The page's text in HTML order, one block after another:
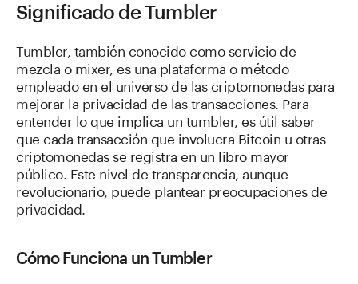
Significado de Tumbler
Tumbler, también conocido como servicio de
mezcla o mixer, es una plataforma o método
empleado en el universo de las criptomonedas para
mejorar la privacidad de las transacciones. Para
entender lo que implica un tumbler, es útil saber
que cada transacción que involucra Bitcoin u otras
criptomonedas se registra en un libro mayor
público. Este nivel de transparencia, aunque
revolucionario, puede plantear preocupaciones de
privacidad.
Cómo Funciona un Tumbler